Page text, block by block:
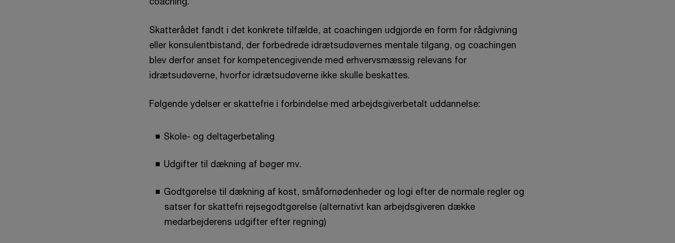
Skatterådet fandt i det konkrete tilfælde, at coachingen udgjorde en form for rådgivning
eller konsulentbistand, der forbedrede idrætsudøvernes mentale tilgang, og coachingen
blev derfor anset for kompetencegivende med erhvervsmæssig relevans for
idrætsudøverne, hvorfor idrætsudøverne ikke skulle beskattes.
Følgende ydelser er skattefrie i forbindelse med arbejdsgiverbetalt uddannelse:
Skole- og deltagerbetaling
Udgifter til dækning af bøger mv.
Godtgørelse til dækning af kost, småfornødenheder og logi efter de normale regler og
satser for skattefri rejsegodtgørelse (alternativt kan arbejdsgiveren dække
medarbejderens udgifter efter regning)